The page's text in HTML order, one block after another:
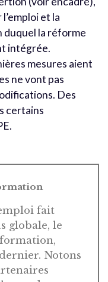
et la
duquel la réforme
intégrée.
mesures aient
ne vont pas
Des
certains
fait
globale, le
Notons